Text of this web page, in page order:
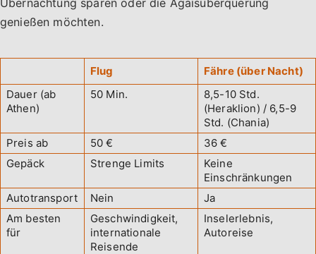
genießen möchten.
Flug
Fähre (über Nacht)
Dauer (ab
Athen)
50 Min.
8,5-10 Std.
(Heraklion) / 6,5-9
Std. (Chania)
Preis ab
50 €
36 €
Gepäck
Strenge Limits
Keine
Einschränkungen
Autotransport
Nein
Ja
Am besten
für
Geschwindigkeit,
internationale
Reisende
Inselerlebnis,
Autoreise